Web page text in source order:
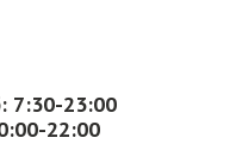
7:30-23:00
22:00